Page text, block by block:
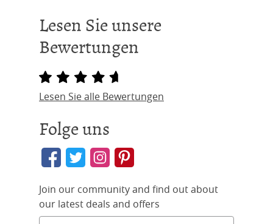
Lesen Sie unsere
Bewertungen
Lesen Sie alle Bewertungen
Folge uns
Join our community and find out about
our latest deals and offers